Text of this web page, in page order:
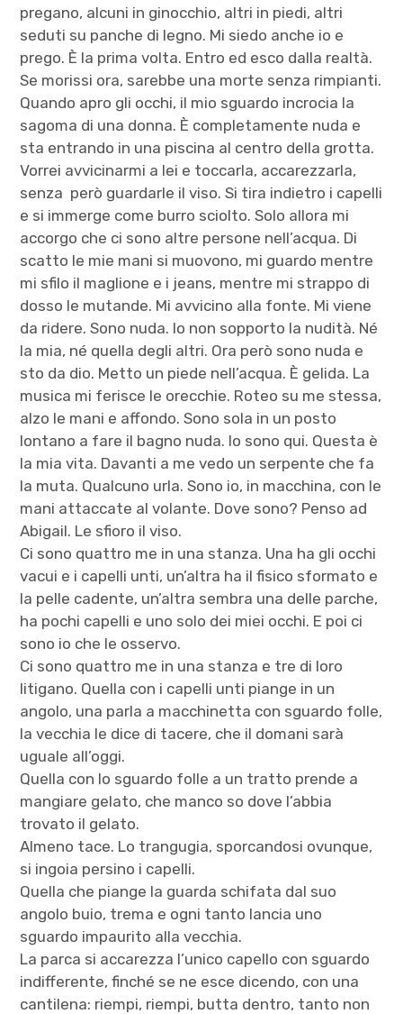
pregano, alcuni in ginocchio, altri in piedi, altri
seduti su panche di legno. Mi siedo anche io e
prego. È la prima volta. Entro ed esco dalla realtà.
Se morissi ora, sarebbe una morte senza rimpianti.
Quando apro gli occhi, il mio sguardo incrocia la
sagoma di una donna. È completamente nuda e
sta entrando in una piscina al centro della grotta.
Vorrei avvicinarmi a lei e toccarla, accarezzarla,
senza però guardarle il viso. Si tira indietro i capelli
e si immerge come burro sciolto. Solo allora mi
accorgo che ci sono altre persone nell’acqua. Di
scatto le mie mani si muovono, mi guardo mentre
mi sfilo il maglione e i jeans, mentre mi strappo di
dosso le mutande. Mi avvicino alla fonte. Mi viene
da ridere. Sono nuda. Io non sopporto la nudità. Né
la mia, né quella degli altri. Ora però sono nuda e
sto da dio. Metto un piede nell’acqua. È gelida. La
musica mi ferisce le orecchie. Roteo su me stessa,
alzo le mani e affondo. Sono sola in un posto
lontano a fare il bagno nuda. Io sono qui. Questa è
la mia vita. Davanti a me vedo un serpente che fa
la muta. Qualcuno urla. Sono io, in macchina, con le
mani attaccate al volante. Dove sono? Penso ad
Abigail. Le sfioro il viso.
Ci sono quattro me in una stanza. Una ha gli occhi
vacui e i capelli unti, un’altra ha il fisico sformato e
la pelle cadente, un’altra sembra una delle parche,
ha pochi capelli e uno solo dei miei occhi. E poi ci
sono io che le osservo.
Ci sono quattro me in una stanza e tre di loro
litigano. Quella con i capelli unti piange in un
angolo, una parla a macchinetta con sguardo folle,
la vecchia le dice di tacere, che il domani sarà
uguale all’oggi.
Quella con lo sguardo folle a un tratto prende a
mangiare gelato, che manco so dove l’abbia
trovato il gelato.
Almeno tace. Lo trangugia, sporcandosi ovunque,
si ingoia persino i capelli.
Quella che piange la guarda schifata dal suo
angolo buio, trema e ogni tanto lancia uno
sguardo impaurito alla vecchia.
La parca si accarezza l’unico capello con sguardo
indifferente, finché se ne esce dicendo, con una
cantilena: riempi, riempi, butta dentro, tanto non